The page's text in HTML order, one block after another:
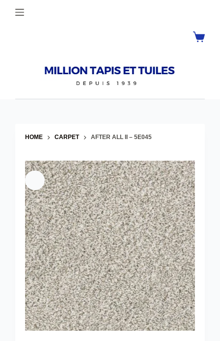
HOME CARPET AFTER ALL II – 5E045